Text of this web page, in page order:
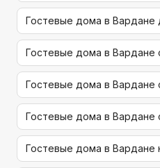
Гостевые дома в Вардане
Гостевые дома в Вардане
Гостевые дома в Вардане
Гостевые дома в Вардане
Гостевые дома в Вардане